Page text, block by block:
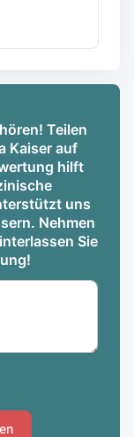
Teilen
Kaiser auf
hilft
uns
Nehmen
Sie